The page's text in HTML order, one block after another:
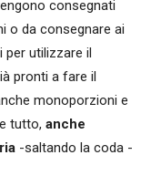
consegnati
o da consegnare ai
per utilizzare il
pronti a fare il
monoporzioni e
tutto, anche
-saltando la coda -